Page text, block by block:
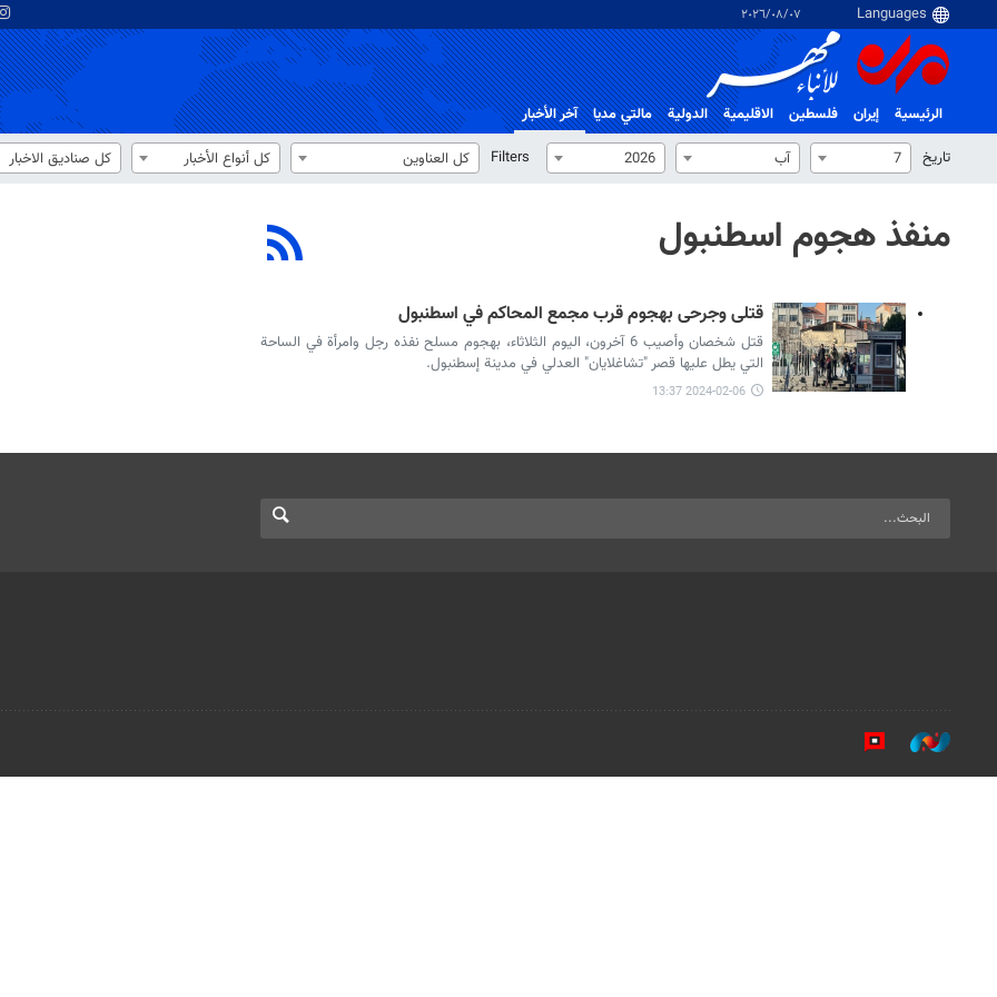
٠٧‏/٠٨‏/٢٠٢٦
الرئيسية إيران فلسطین الاقلیمیة الدولية مالتي مدیا
آخر الأخبار
تاریخ
7 آب 2026
Filters كل العناوين كل أنواع الأخبار كل صناديق الاخبار
منفذ هجوم اسطنبول
قتلى وجرحى بهجوم قرب مجمع المحاكم في اسطنبول
قتل شخصان وأصيب 6 آخرون، اليوم الثلاثاء، بهجوم مسلح نفذه رجل وامرأة في الساحة
التي يطل عليها قصر "تشاغلايان" العدلي في مدينة إسطنبول.
2024-02-06 13:37